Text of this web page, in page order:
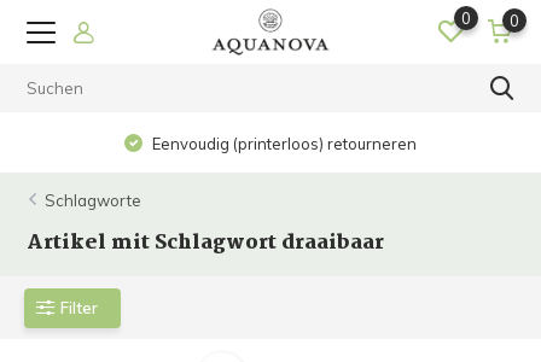
0 0
Eenvoudig (printerloos) retourneren
Schlagworte
Artikel mit Schlagwort draaibaar
Filter